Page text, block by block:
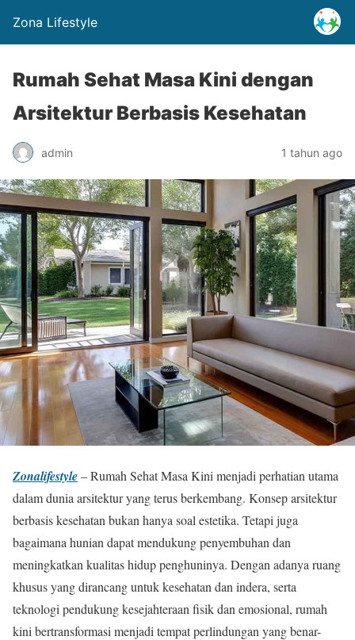
Zona Lifestyle
Rumah Sehat Masa Kini dengan
Arsitektur Berbasis Kesehatan
admin 1 tahun ago
Zonalifestyle– Rumah Sehat Masa Kini menjadi perhatian utama
dalam dunia arsitektur yang terus berkembang. Konsep arsitektur
berbasis kesehatan bukan hanya soal estetika. Tetapi juga
bagaimana hunian dapat mendukung penyembuhan dan
meningkatkan kualitas hidup penghuninya. Dengan adanya ruang
khusus yang dirancang untuk kesehatan dan indera, serta
teknologi pendukung kesejahteraan fisik dan emosional, rumah
kini bertransformasi menjadi tempat perlindungan yang benar-